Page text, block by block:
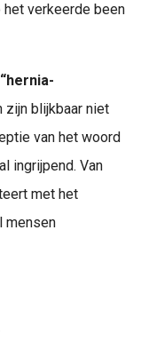
verkeerde been
“hernia-
zijn blijkbaar niet
van het woord
ingrijpend. Van
met het
mensen